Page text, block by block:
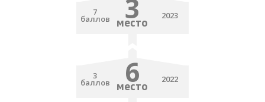
7
баллов 3
место 2023
3
баллов 6
место 2022